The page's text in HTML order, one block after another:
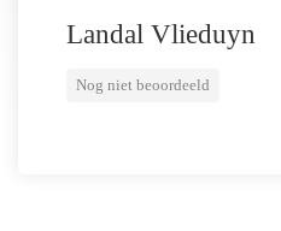
Landal Vlieduyn
Nog niet beoordeeld